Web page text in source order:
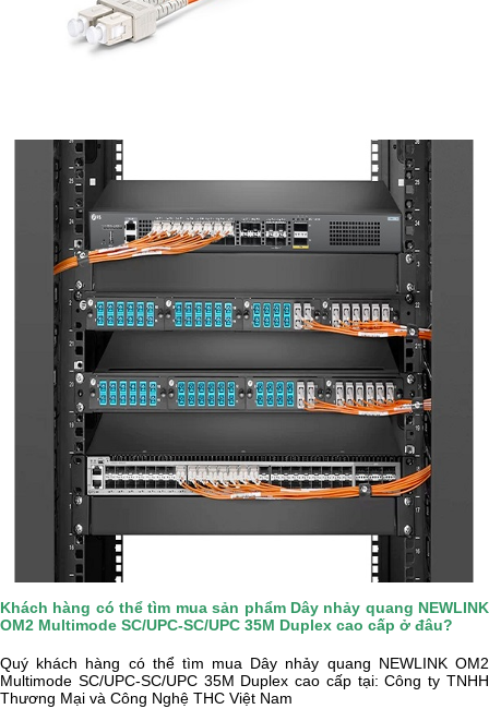
Khách hàng có thể tìm mua sản phẩm Dây nhảy quang NEWLINK
OM2 Multimode SC/UPC-SC/UPC 35M Duplex cao cấp ở đâu?
Quý khách hàng có thể tìm mua Dây nhảy quang NEWLINK OM2
Multimode SC/UPC-SC/UPC 35M Duplex cao cấp tại:Công ty TNHH
Thương Mại và Công Nghệ THC Việt Nam